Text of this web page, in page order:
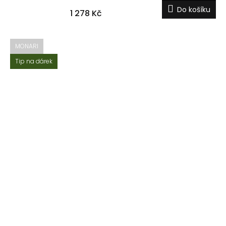
1 278 Kč Do košíku
MONARI
Tip na dárek